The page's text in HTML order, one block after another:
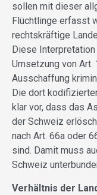
sollen mit dieser
Flüchtlinge erfasst
rechtskräftige
Diese
Umsetzung von Art.
Ausschaffung
Die dort
klar vor, dass das
der Schweiz
nach Art. 66a oder
sind. Damit muss
Schweiz
Verhältnis der